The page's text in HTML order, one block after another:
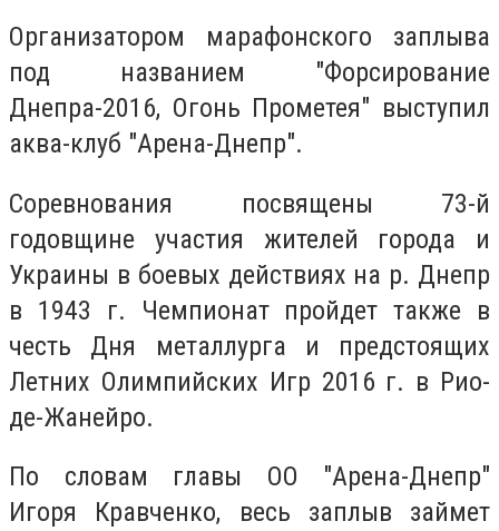
Организатором марафонского заплыва
под названием "Форсирование
Днепра-2016, Огонь Прометея" выступил
аква-клуб "Арена-Днепр".
Соревнования посвящены 73-й
годовщине участия жителей города и
Украины в боевых действиях на р. Днепр
в 1943 г. Чемпионат пройдет также в
честь Дня металлурга и предстоящих
Летних Олимпийских Игр 2016 г. в Рио-
де-Жанейро.
По словам главы ОО "Арена-Днепр"
Игоря Кравченко, весь заплыв займет